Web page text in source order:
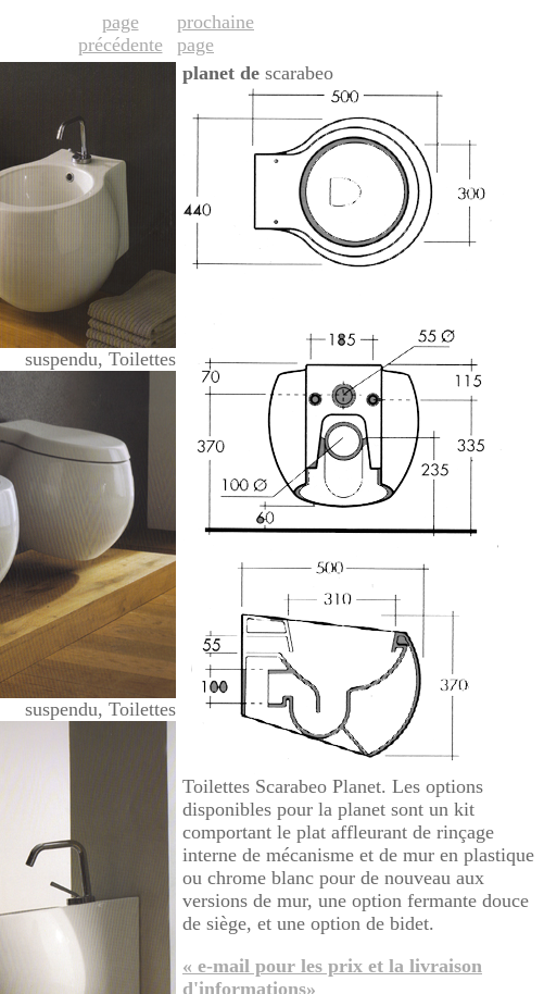
page
précédente
prochaine
page
suspendu, Toilettes
suspendu, Toilettes
planet de scarabeo
Toilettes Scarabeo Planet. Les options
disponibles pour la planet sont un kit
comportant le plat affleurant de rinçage
interne de mécanisme et de mur en plastique
ou chrome blanc pour de nouveau aux
versions de mur, une option fermante douce
de siège, et une option de bidet.
« e-mail pour les prix et la livraison
d'informations»